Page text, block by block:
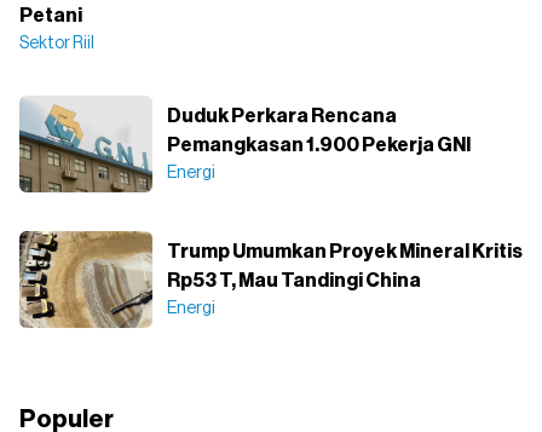
Petani
Sektor Riil
Duduk Perkara Rencana
Pemangkasan 1.900 Pekerja GNI
Energi
Trump Umumkan Proyek Mineral Kritis
Rp53 T, Mau Tandingi China
Energi
Populer